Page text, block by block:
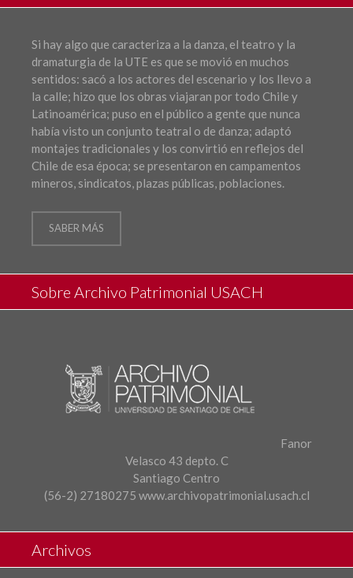
Si hay algo que caracteriza a la danza, el teatro y la
dramaturgia de la UTE es que se movió en muchos
sentidos: sacó a los actores del escenario y los llevo a
la calle; hizo que los obras viajaran por todo Chile y
Latinoamérica; puso en el público a gente que nunca
había visto un conjunto teatral o de danza; adaptó
montajes tradicionales y los convirtió en reflejos del
Chile de esa época; se presentaron en campamentos
mineros, sindicatos, plazas públicas, poblaciones.
SABER MÁS
Sobre Archivo Patrimonial USACH
Fanor
Velasco 43 depto. C
Santiago Centro
(56-2) 27180275 www.archivopatrimonial.usach.cl
Archivos